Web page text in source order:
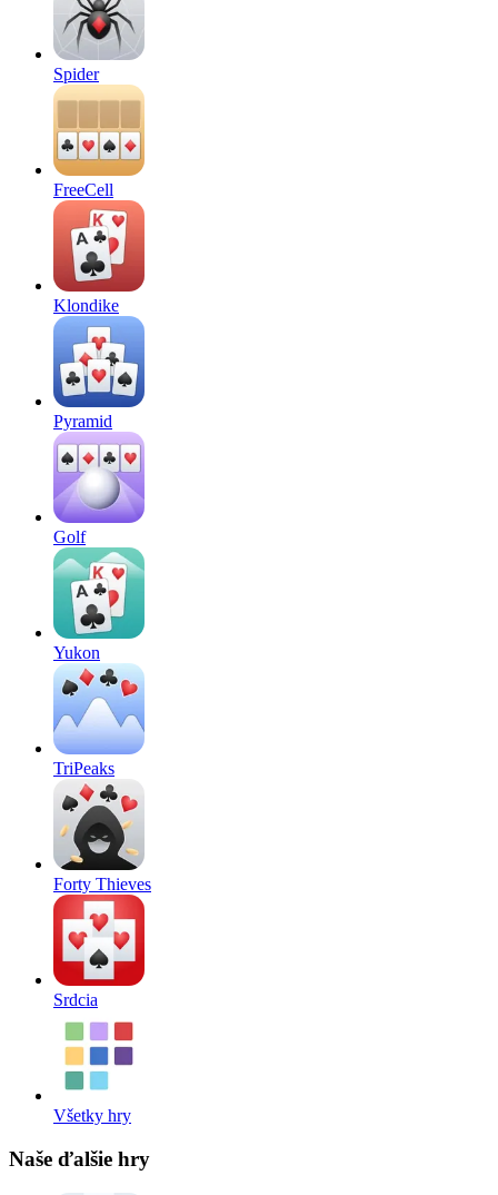
Spider
FreeCell
Klondike
Pyramid
Golf
Yukon
TriPeaks
Forty Thieves
Srdcia
Všetky hry
Naše ďalšie hry